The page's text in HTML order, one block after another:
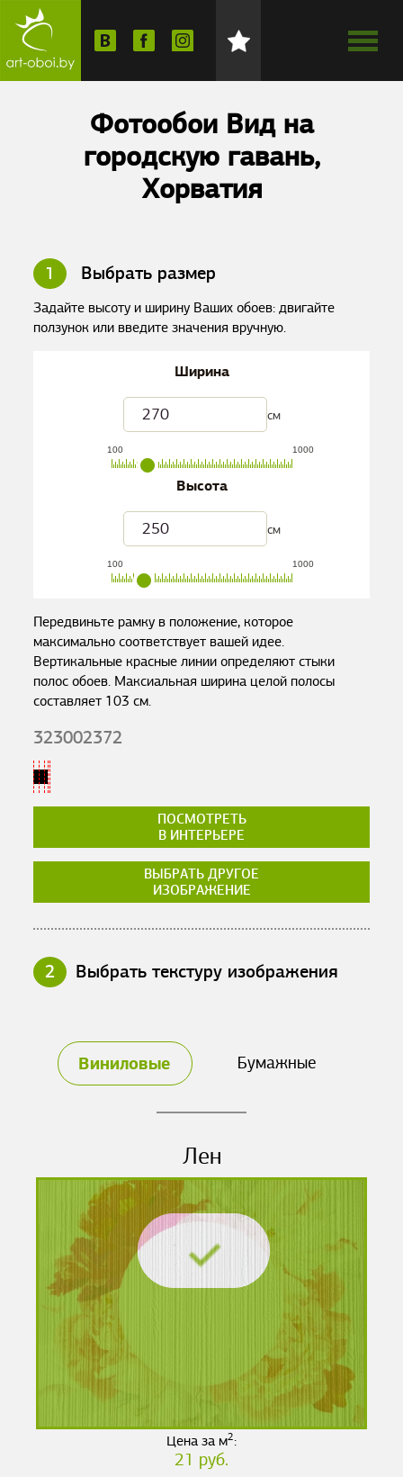
Фотообои Вид на
городскую гавань,
Хорватия
1 Выбрать размер
Задайте высоту и ширину Ваших обоев: двигайте
ползунок или введите значения вручную.
Ширина
см
100 1000
Высота
см
100 1000
Передвиньте рамку в положение, которое
максимально соответствует вашей идее.
Вертикальные красные линии определяют стыки
полос обоев. Максиальная ширина целой полосы
составляет 103 см.
323002372
ПОСМОТРЕТЬ
В ИНТЕРЬЕРЕ
ВЫБРАТЬ ДРУГОЕ
ИЗОБРАЖЕНИЕ
2 Выбрать текстуру изображения
Виниловые Бумажные
Лен
Цена за м2:
21 руб.